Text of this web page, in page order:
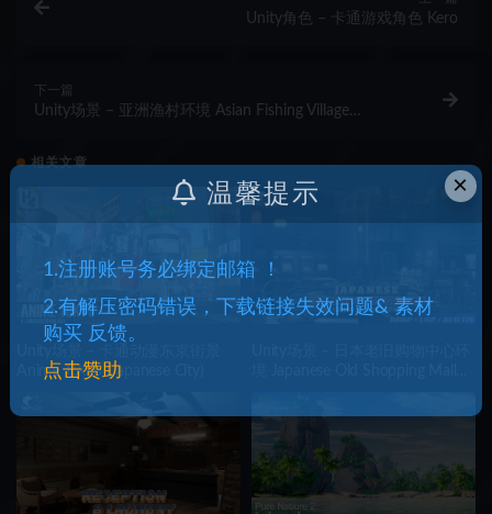
Unity角色 – 卡通游戏角色 Kero
下一篇
Unity场景 – 亚洲渔村环境 Asian Fishing Village
相关文章
Anime Tokyo (Japanese City)
×
温馨提示
1.注册账号务必绑定邮箱 ！
2.有解压密码错误，下载链接失效问题& 素材
购买 反馈。
点击赞助